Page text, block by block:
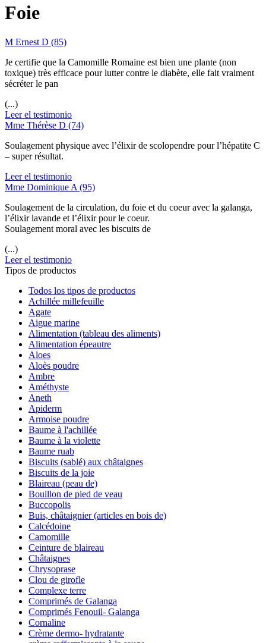
Foie
M Ernest D (85)
Je certifie que la Camomille Romaine est bien une plante (non
toxique) très efficace pour lutter contre le diabète, elle fait vraiment
sécréter le pan
(...)
Leer el testimonio
Mme Thérèse D (74)
Soulagement physique avec l’élixir de scolopendre pour l’hépatite C
– super résultat.
Leer el testimonio
Mme Dominique A (95)
Soulagement de la circulation, du foie et du coeur avec la galanga,
l’élixir lavande et l’élixir pour le coeur.
Soulagement moral avec les biscuits de
(...)
Leer el testimonio
Tipos de productos
Todos los tipos de productos
Achillée millefeuille
Agate
Aigue marine
Alimentation (tableau des aliments)
Alimentation épeautre
Aloes
Aloès poudre
Ambre
Améthyste
Aneth
Apiderm
Armoise poudre
Baume à l'achillée
Baume à la violette
Baume ruab
Biscuits (sablé) aux châtaignes
Biscuits de la joie
Blaireau (peau de)
Bouillon de pied de veau
Buccopolis
Buis, châtaignier (articles en bois de)
Calcédoine
Camomille
Ceinture de blaireau
Châtaignes
Chrysoprase
Clou de girofle
Complexe terre
Comprimés de Galanga
Comprimés Fenouil- Galanga
Cornaline
Crème dermo- hydratante